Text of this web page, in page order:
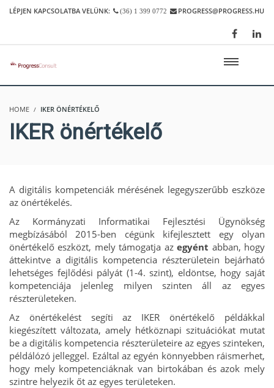
LÉPJEN KAPCSOLATBA VELÜNK: (36) 1 399 0772 PROGRESS@PROGRESS.HU
HOME IKER ÖNÉRTÉKELŐ
IKER önértékelő
A digitális kompetenciák mérésének legegyszerűbb eszköze
az önértékelés.
Az Kormányzati Informatikai Fejlesztési Ügynökség
megbízásából 2015-ben cégünk kifejlesztett egy olyan
önértékelő eszközt, mely támogatja azegyént abban, hogy
áttekintve a digitális kompetencia részterületein bejárható
lehetséges fejlődési pályát (1-4. szint), eldöntse, hogy saját
kompetenciája jelenleg milyen szinten áll az egyes
részterületeken.
Az önértékelést segíti az IKER önértékelő példákkal
kiegészített változata, amely hétköznapi szituációkat mutat
be a digitális kompetencia részterületeire az egyes szinteken,
példálózó jelleggel. Ezáltal az egyén könnyebben ráismerhet,
hogy mely kompetenciáknak van birtokában és azok mely
szintre helyezik őt az egyes területeken.